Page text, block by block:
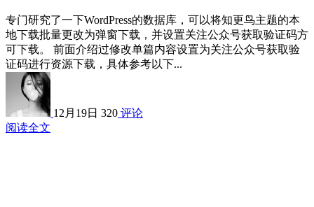
专门研究了一下WordPress的数据库，可以将知更鸟主题的本
地下载批量更改为弹窗下载，并设置关注公众号获取验证码方
可下载。 前面介绍过修改单篇内容设置为关注公众号获取验
证码进行资源下载，具体参考以下...
12月19日 320 评论
阅读全文